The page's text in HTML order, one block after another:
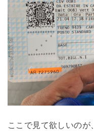
ここで見て欲しいの